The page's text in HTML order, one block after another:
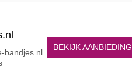
bandjes.nl
BEKIJK AANBIEDING